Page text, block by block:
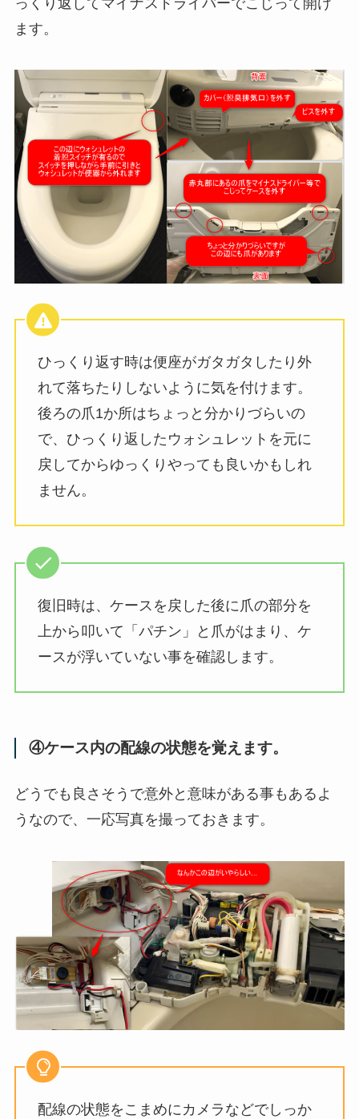
ます。
ひっくり返す時は便座がガタガタしたり外
れて落ちたりしないように気を付けます。
後ろの爪1か所はちょっと分かりづらいの
で、ひっくり返したウォシュレットを元に
戻してからゆっくりやっても良いかもしれ
ません。
復旧時は、ケースを戻した後に爪の部分を
上から叩いて「パチン」と爪がはまり、ケ
ースが浮いていない事を確認します。
④ケース内の配線の状態を覚えます。
どうでも良さそうで意外と意味がある事もあるよ
うなので、一応写真を撮っておきます。
配線の状態をこまめにカメラなどでしっか